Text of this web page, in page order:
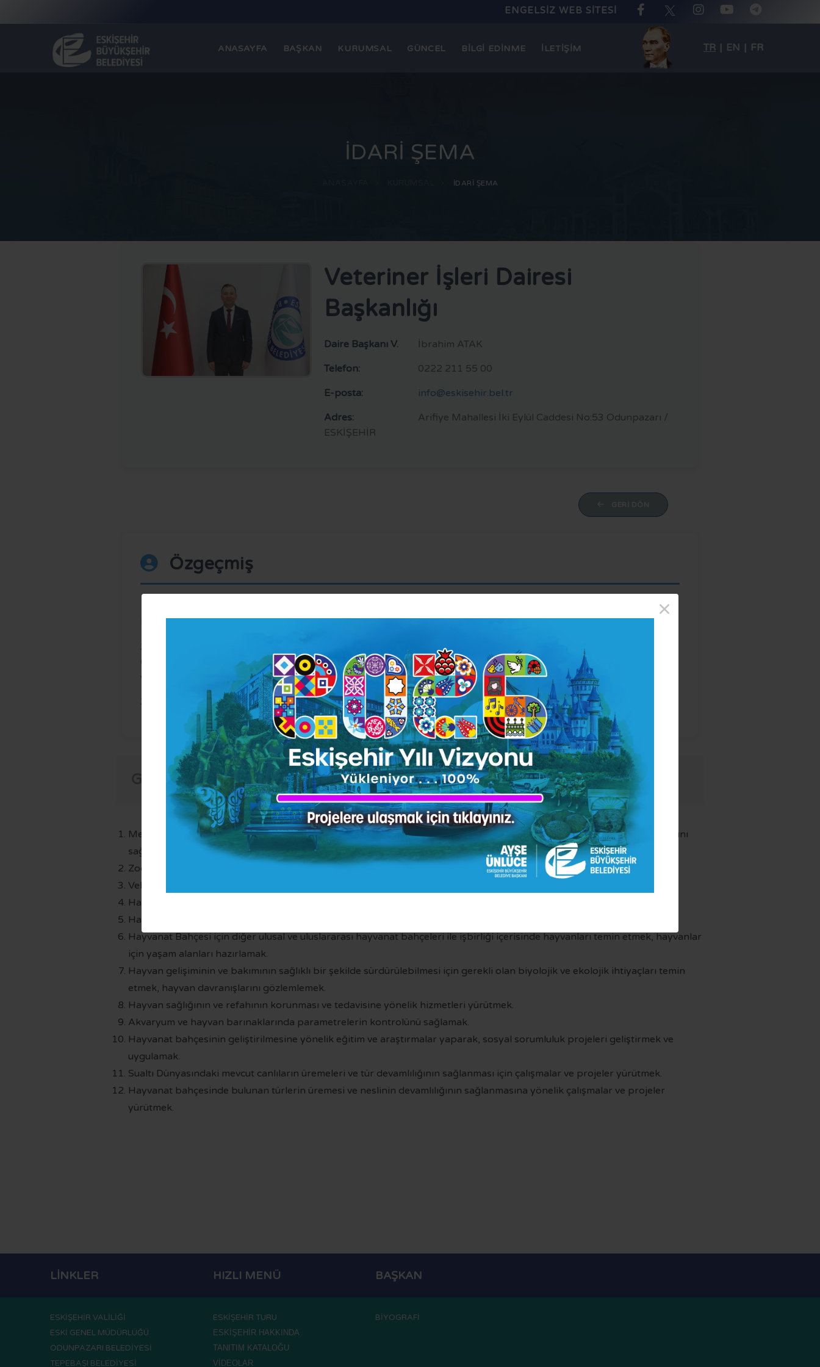
×
ENGELSİZ WEB SİTESİ
TR EN FR
ANASAYFA BAŞKAN KURUMSAL GÜNCEL BİLGİ EDİNME İLETİŞİM
İDARİ ŞEMA
İDARİ ŞEMA
Veteriner İşleri Dairesi
Başkanlığı
Daire Başkanı V.
İbrahim ATAK
Telefon:
0222 211 55 00
E-posta:
info@eskisehir.bel.tr
Adres:
Arifiye Mahallesi İki Eylül Caddesi No:53 Odunpazarı /
ESKİŞEHİR
Özgeçmiş
2011 yılında Eskişehir Büyükşehir Belediyesinde göreve başladı ve sırasıyla; Makine İkmal Bakım ve Onarım Dairesi Başkanlığı,
Çevre Koruma ve Kontrol Dairesi Başkanlığı ve Park ve Bahçeler Dairesi Başkanlığında Orman Endüstri Mühendisi olarak görev
yaptı. 2021 yılından itibaren Yapısal Uygulamalar Şube Müdürü görevinde bulundu.
2026 yılında Veteriner İşleri Dairesi Başkan Vekili olarak atandı.
GÖREVLERİ
Mevzuat ve teknik yenilikleri takip etmek kurum bünyesinde tatbiki için araştırmalar yapmak, yaptırmak ve uygulanmasını
sağlamak.
Zoonoz ve bulaşıcı hastalıklarla mücadele hizmetleri sunmak.
Vektörle mücadele hizmetleri sunmak.
Hayvan pazarı, kurban pazarı, mezbaha vb. kurulması ve işletilmesi ile ilgili iş ve işlemleri yürütmek.
Hayvan Mezarlık alanlarının kurulması ve işletilmesine ilişkin iş ve işlemleri yürütmek.
Hayvanat Bahçesi için diğer ulusal ve uluslararası hayvanat bahçeleri ile işbirliği içerisinde hayvanları temin etmek, hayvanlar
için yaşam alanları hazırlamak.
Hayvan gelişiminin ve bakımının sağlıklı bir şekilde sürdürülebilmesi için gerekli olan biyolojik ve ekolojik ihtiyaçları temin
etmek, hayvan davranışlarını gözlemlemek.
Hayvan sağlığının ve refahının korunması ve tedavisine yönelik hizmetleri yürütmek.
Akvaryum ve hayvan barınaklarında parametrelerin kontrolünü sağlamak.
Hayvanat bahçesinin geliştirilmesine yönelik eğitim ve araştırmalar yaparak, sosyal sorumluluk projeleri geliştirmek ve
uygulamak.
Sualtı Dünyasındaki mevcut canlıların üremeleri ve tür devamlılığının sağlanması için çalışmalar ve projeler yürütmek.
Hayvanat bahçesinde bulunan türlerin üremesi ve neslinin devamlılığının sağlanmasına yönelik çalışmalar ve projeler
yürütmek.
LİNKLER
ESKİŞEHİR VALİLİĞİ
ESKİ GENEL MÜDÜRLÜĞÜ
ODUNPAZARI BELEDİYESİ
TEPEBAŞI BELEDİYESİ
HIZLI MENÜ
ESKİŞEHİR TURU
ESKİŞEHİR HAKKINDA
TANITIM KATALOĞU
VİDEOLAR
BAŞKAN
BİYOGRAFİ